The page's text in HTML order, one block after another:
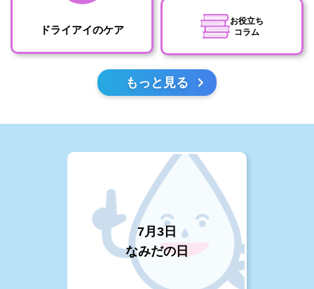
ドライアイのケア
お役立ち
コラム
もっと見る
7月3日
なみだの日